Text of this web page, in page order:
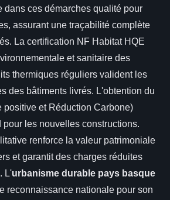
dans ces démarches qualité pour
assurant une traçabilité complète
La certification NF Habitat HQE
et sanitaire des
thermiques réguliers valident les
des bâtiments livrés. L'obtention du
positive et Réduction Carbone)
pour les nouvelles constructions.
renforce la valeur patrimoniale
et garantit des charges réduites
L'urbanisme durable pays basque
reconnaissance nationale pour son